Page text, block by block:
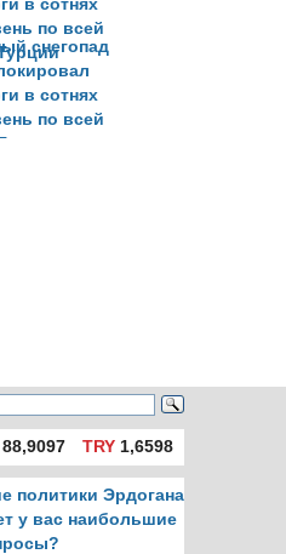
снегопад
в сотнях
по всей
88,9097 TRY1,6598
политики Эрдогана
у вас наибольшие